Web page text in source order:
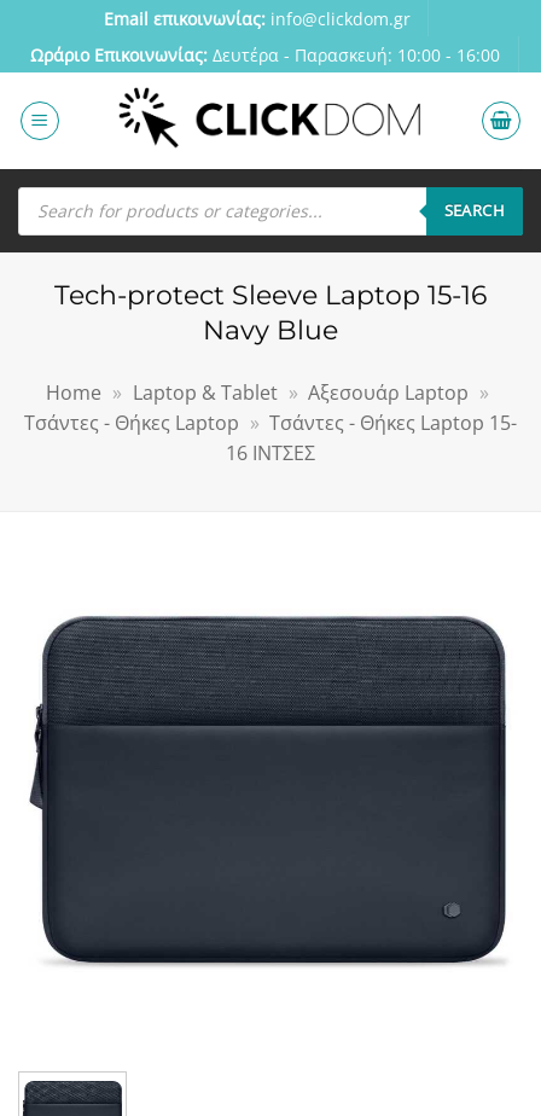
περιεχόμενο
Email επικοινωνίας: info@clickdom.gr
Ωράριο Eπικοινωνίας: Δευτέρα - Παρασκευή: 10:00 - 16:00
Αναζήτηση
προϊόντων SEARCH
Tech-protect Sleeve Laptop 15-16
Navy Blue
Home » Laptop & Tablet » Αξεσουάρ Laptop »
Τσάντες - Θήκες Laptop » Τσάντες - Θήκες Laptop 15-
16 ΙΝΤΣΕΣ